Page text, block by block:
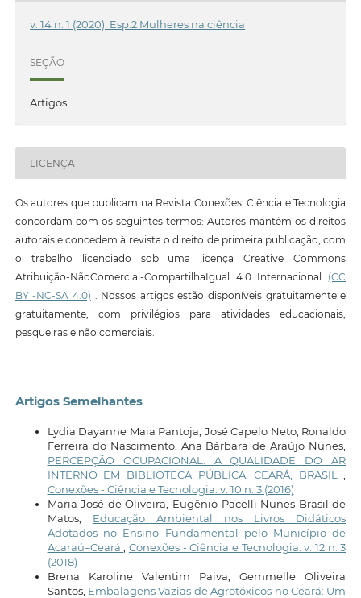
v. 14 n. 1 (2020): Esp.2 Mulheres na ciência
SEÇÃO
Artigos
LICENÇA
Os autores que publicam na Revista Conexões: Ciência e Tecnologia
concordam com os seguintes termos: Autores mantêm os direitos
autorais e concedem à revista o direito de primeira publicação, com
o trabalho licenciado sob uma licença Creative Commons
Atribuição-NãoComercial-CompartilhaIgual 4.0 Internacional (CC
BY -NC-SA 4.0) . Nossos artigos estão disponíveis gratuitamente e
gratuitamente, com privilégios para atividades educacionais,
pesqueiras e não comerciais.
Artigos Semelhantes
Lydia Dayanne Maia Pantoja, José Capelo Neto, Ronaldo
Ferreira do Nascimento, Ana Bárbara de Araújo Nunes,
PERCEPÇÃO OCUPACIONAL: A QUALIDADE DO AR
INTERNO EM BIBLIOTECA PÚBLICA, CEARÁ, BRASIL
Conexões - Ciência e Tecnologia: v. 10 n. 3 (2016)
Maria José de Oliveira, Eugênio Pacelli Nunes Brasil de
Matos, Educação Ambiental nos Livros Didáticos
Adotados no Ensino Fundamental pelo Município de
Acaraú–Ceará
Conexões - Ciência e Tecnologia: v. 12 n. 3
(2018)
Brena Karoline Valentim Paiva, Gemmelle Oliveira
Santos, Embalagens Vazias de Agrotóxicos no Ceará: Um